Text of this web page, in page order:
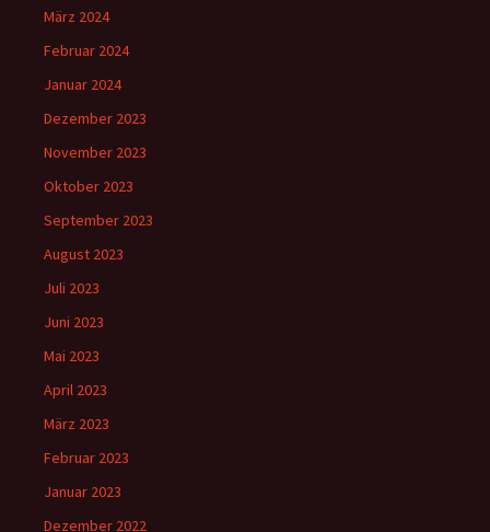
März 2024
Februar 2024
Januar 2024
Dezember 2023
November 2023
Oktober 2023
September 2023
August 2023
Juli 2023
Juni 2023
Mai 2023
April 2023
März 2023
Februar 2023
Januar 2023
Dezember 2022